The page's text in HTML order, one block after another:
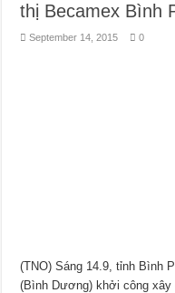
thị Becamex Bình
September 14, 2015 0
(TNO) Sáng 14.9, tỉnh Bình
(Bình Dương) khởi công xây